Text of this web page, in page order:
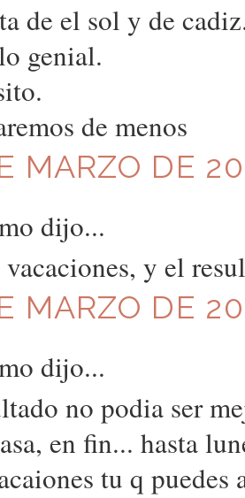
de el sol y de
genial.
de menos
MARZO DE
dijo...
y el
MARZO DE
dijo...
no podia ser
en fin... hasta
tu q